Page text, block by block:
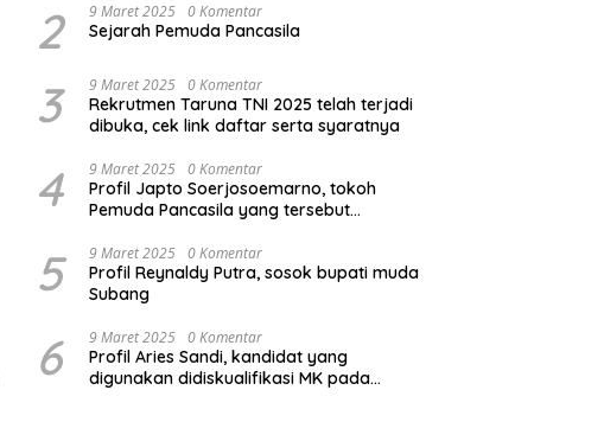
2 9 Maret 2025 0 Komentar
Sejarah Pemuda Pancasila
3 9 Maret 2025 0 Komentar
Rekrutmen Taruna TNI 2025 telah terjadi
dibuka, cek link daftar serta syaratnya
4 9 Maret 2025 0 Komentar
Profil Japto Soerjosoemarno, tokoh
Pemuda Pancasila yang tersebut
5 9 Maret 2025 0 Komentar
Profil Reynaldy Putra, sosok bupati muda
Subang
6 9 Maret 2025 0 Komentar
Profil Aries Sandi, kandidat yang
digunakan didiskualifikasi MK pada